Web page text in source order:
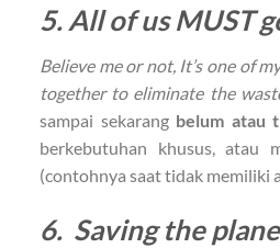
5. All of us MUST g
Believe me or not, It’s one of
together to eliminate the
sampai sekarang belum atau
berkebutuhan khusus, atau
(contohnya saat tidak memiliki
6. Saving the